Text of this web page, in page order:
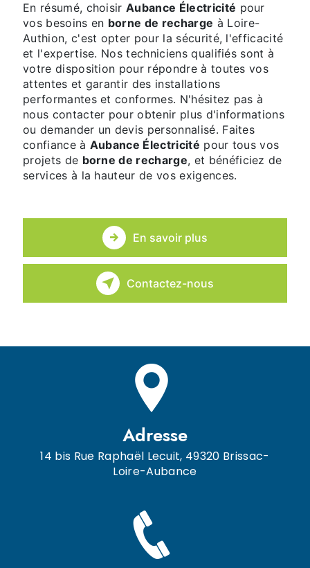
En résumé, choisirAubance Électricité pour
vos besoins en borne de recharge à Loire-
Authion, c'est opter pour la sécurité, l'efficacité
et l'expertise. Nos techniciens qualifiés sont à
votre disposition pour répondre à toutes vos
attentes et garantir des installations
performantes et conformes. N'hésitez pas à
nous contacter pour obtenir plus d'informations
ou demander un devis personnalisé. Faites
confiance à Aubance Électricité pour tous vos
projets de borne de recharge, et bénéficiez de
services à la hauteur de vos exigences.
En savoir plus
Contactez-nous
Adresse
14 bis Rue Raphaël Lecuit, 49320 Brissac-
Loire-Aubance